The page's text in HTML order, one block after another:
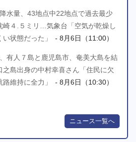
水量、43地点中22地点で過去最少
４.５ミリ…気象台「空気が乾燥し
状態だった」
- 8月6日（11:00）
有人７島と鹿児島市、奄美大島を結
島出身の中村幸喜さん「住民に欠
維持に全力」
- 8月6日（10:30）
ニュース一覧へ